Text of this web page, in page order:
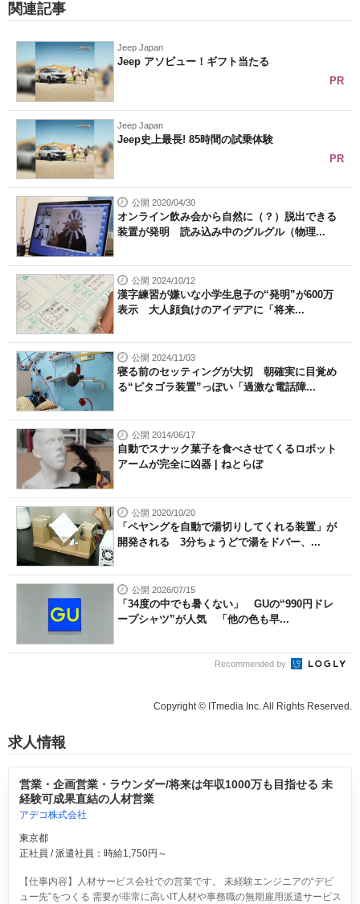
関連記事
Jeep Japan
Jeep アソビュー！ギフト当たる
PR
Jeep Japan
Jeep史上最長! 85時間の試乗体験
PR
公開 2020/04/30
オンライン飲み会から自然に（？）脱出できる
装置が発明 読み込み中のグルグル（物理...
公開 2024/10/12
漢字練習が嫌いな小学生息子の“発明”が600万
表示 大人顔負けのアイデアに「将来...
公開 2024/11/03
寝る前のセッティングが大切 朝確実に目覚め
る“ピタゴラ装置”っぽい「過激な電話障...
公開 2014/06/17
自動でスナック菓子を食べさせてくるロボット
アームが完全に凶器 | ねとらぼ
公開 2020/10/20
「ペヤングを自動で湯切りしてくれる装置」が
開発される 3分ちょうどで湯をドバー、...
公開 2026/07/15
「34度の中でも暑くない」 GUの“990円ドレ
ープシャツ”が人気 「他の色も早...
Recommended by
Copyright © ITmedia Inc. All Rights Reserved.
求人情報
営業・企画営業・ラウンダー/将来は年収1000万も目指せる 未
経験可成果直結の人材営業
アデコ株式会社
東京都
正社員 / 派遣社員：時給1,750円～
【仕事内容】人材サービス会社での営業です。 未経験エンジニアの“デビ
ュー先”をつくる 需要が非常に高いIT人材や事務職の無期雇用派遣サービス